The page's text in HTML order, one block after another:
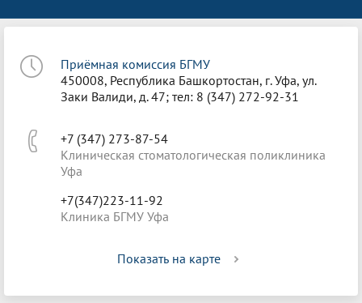
Приёмная комиссия БГМУ
450008, Республика Башкортостан, г. Уфа, ул.
Заки Валиди, д. 47; тел: 8 (347) 272-92-31
+7 (347) 273-87-54
Клиническая стоматологическая поликлиника
Уфа
+7(347)223-11-92
Клиника БГМУ Уфа
Показать на карте